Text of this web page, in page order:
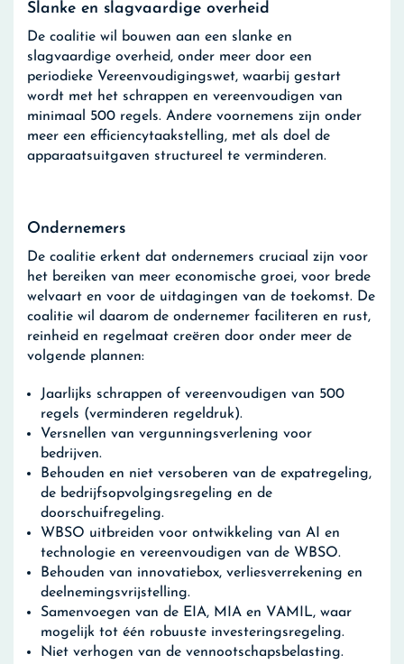
Slanke en slagvaardige overheid
De coalitie wil bouwen aan een slanke en
slagvaardige overheid, onder meer door een
periodieke Vereenvoudigingswet, waarbij gestart
wordt met het schrappen en vereenvoudigen van
minimaal 500 regels. Andere voornemens zijn onder
meer een efficiencytaakstelling, met als doel de
apparaatsuitgaven structureel te verminderen.
Ondernemers
De coalitie erkent dat ondernemers cruciaal zijn voor
het bereiken van meer economische groei, voor brede
welvaart en voor de uitdagingen van de toekomst. De
coalitie wil daarom de ondernemer faciliteren en rust,
reinheid en regelmaat creëren door onder meer de
volgende plannen:
Jaarlijks schrappen of vereenvoudigen van 500
regels (verminderen regeldruk).
Versnellen van vergunningsverlening voor
bedrijven.
Behouden en niet versoberen van de expatregeling,
de bedrijfsopvolgingsregeling en de
doorschuifregeling.
WBSO uitbreiden voor ontwikkeling van AI en
technologie en vereenvoudigen van de WBSO.
Behouden van innovatiebox, verliesverrekening en
deelnemingsvrijstelling.
Samenvoegen van de EIA, MIA en VAMIL, waar
mogelijk tot één robuuste investeringsregeling.
Niet verhogen van de vennootschapsbelasting.